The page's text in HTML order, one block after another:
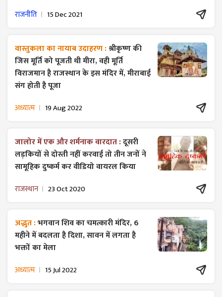
राजनीति 15 Dec 2021
वास्तुकला का नायाब उदाहरण :श्रीकृष्ण की
जिस मूर्ति को पूजती थी मीरा, वही मूर्ति
विराजमान है राजस्थान के इस मंदिर में, मीराबाई
संग होती है पूजा
अध्यात्म 19 Aug 2022
जालोर में एक और शर्मनाक वारदात :दूसरी
लड़कियों से दोस्ती नहीं करवाई तो तीन जनों ने
सामूहिक दुष्कर्म कर वीडियो वायरल किया
राजस्थान 23 Oct 2020
अद्भुत :भगवान शिव का चमत्कारी मंदिर, 6
महीने में बदलता है दिशा, सावन में लगता है
भक्तों का मेला
अध्यात्म 15 Jul 2022